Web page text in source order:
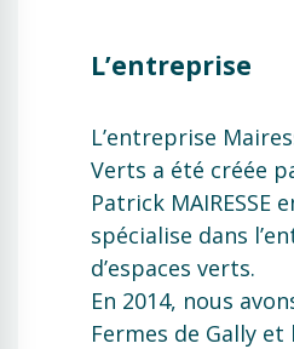
L’entreprise
L’entreprise
Verts a été créée
Patrick MAIRESSE
spécialise dans
d’espaces verts.
En 2014, nous
Fermes de Gally et